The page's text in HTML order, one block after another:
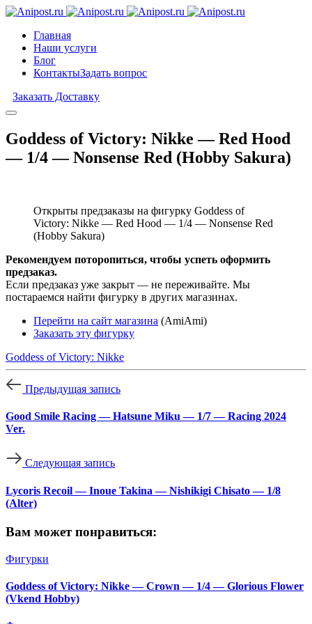
Главная
Наши услуги
Блог
КонтактыЗадать вопрос
Заказать Доставку
Goddess of Victory: Nikke — Red Hood
— 1/4 — Nonsense Red (Hobby Sakura)
Открыты предзаказы на фигурку Goddess of
Victory: Nikke — Red Hood — 1/4 — Nonsense Red
(Hobby Sakura)
Рекомендуем поторопиться, чтобы успеть оформить
предзаказ.
Если предзаказ уже закрыт — не переживайте. Мы
постараемся найти фигурку в других магазинах.
Перейти на сайт магазина (AmiAmi)
Заказать эту фигурку
Goddess of Victory: Nikke
Предыдущая запись
Good Smile Racing — Hatsune Miku — 1/7 — Racing 2024
Ver.
Следующая запись
Lycoris Recoil — Inoue Takina — Nishikigi Chisato — 1/8
(Alter)
Вам может понравиться:
Фигурки
Goddess of Victory: Nikke — Crown — 1/4 — Glorious Flower
(Vkend Hobby)